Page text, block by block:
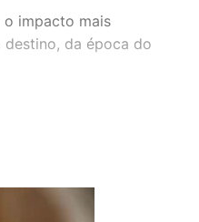
o impacto mais
da época do